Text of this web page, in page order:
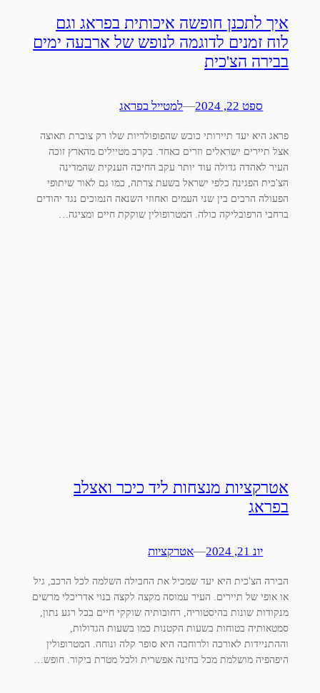
איך לתכנן חופשה איכותית בפראג וגם
לוח זמנים לדוגמה לנופש של ארבעה ימים
בבירה הצ'כית
ספט 22, 2024 —למטייל בפראג
פראג היא יעד תיירותי כובש שהפופולריות שלו רק צוברת תאוצה
אצל תיירים ישראלים וזרים כאחד. בקרב מטיילים מהארץ זוכה
העיר לאהדה גדולה עוד יותר עקב החיבה הענקית שהמדינה
הצ'כית הפגינה כלפי ישראל בשעת צרתה, כמו גם לאור שיתופי
הפעולה הרבים בין שני העמים ואחוזי השנאה הנמוכים נגד יהודים
ברחבי הרפובליקה כולה. המטרופולין שוקקת חיים ומציגה…
אטרקציות מנצחות ליד כיכר ואצלב
בפראג
יונ 21, 2024 —אטרקציות
הבירה הצ'כית היא יעד שמכיל את החבילה השלמה לכל הרכב, גיל
או אופי של תיירים. העיר עמוסה מקצה לקצה בנוי אדריכלי מרשים
מנקודות שונות בהיסטוריה, רחובותיה שוקקי חיים בכל רגע נתון,
סמטאותיה בטוחות בשעות הקטנות כמו בשעות הגדולות,
וההתניידות לאורכה ולרוחבה היא סופר קלה ונוחה. המטרופולין
היפהפיה מושלמת מכל בחינה אפשרית ולכל מטרת ביקור. חופש…